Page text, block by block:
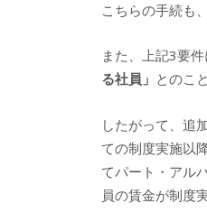
こちらの手続も
また、上記3要
る社員」 とのこ
したがって、追
ての制度実施以
てパート・アル
員の賃金が制度